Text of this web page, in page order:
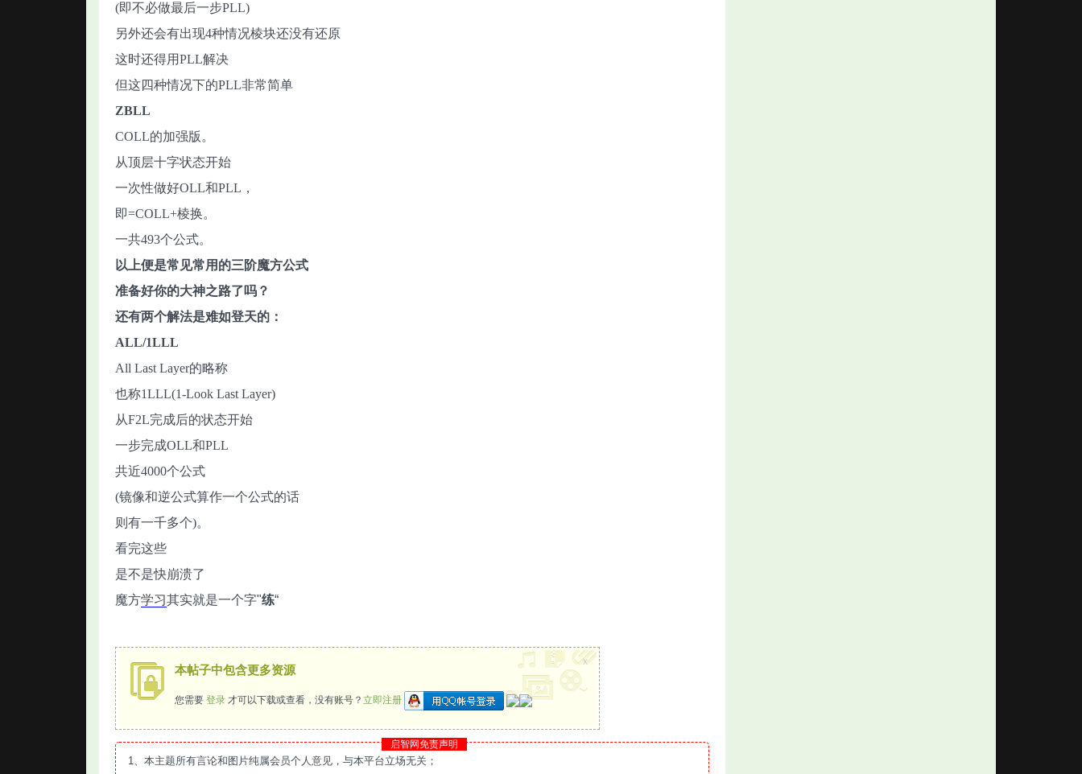
(即不必做最后一步PLL)
另外还会有出现4种情况棱块还没有还原
这时还得用PLL解决
但这四种情况下的PLL非常简单
ZBLL
COLL的加强版。
从顶层十字状态开始
一次性做好OLL和PLL，
即=COLL+棱换。
一共493个公式。
以上便是常见常用的三阶魔方公式
准备好你的大神之路了吗？
还有两个解法是难如登天的：
ALL/1LLL
All Last Layer的略称
也称1LLL(1-Look Last Layer)
从F2L完成后的状态开始
一步完成OLL和PLL
共近4000个公式
(镜像和逆公式算作一个公式的话
则有一千多个)。
看完这些
是不是快崩溃了
魔方学习其实就是一个字"练“
本帖子中包含更多资源
您需要 登录 才可以下载或查看，没有账号？ 立即注册
x
启智网免责声明
1、本主题所有言论和图片纯属会员个人意见，与本平台立场无关；